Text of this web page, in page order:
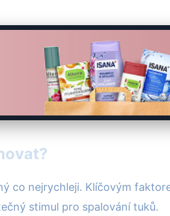
co nejrychleji. Klíčovým
stimul pro spalování tuků.